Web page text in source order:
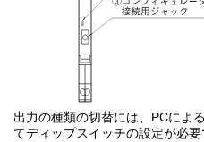
出力の種類の切替には、PCによ
てディップスイッチの設定が必要